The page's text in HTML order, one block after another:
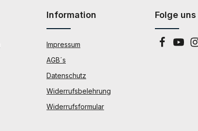
Information
Impressum
AGB´s
Datenschutz
Widerrufsbelehrung
Widerrufsformular
Folge uns